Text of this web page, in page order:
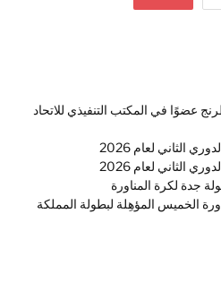
عضوًا في المكتب التنفيذي للاتحاد
الثاني لعام 2026
الثاني لعام 2026
جدة لكرة المناورة
الخميس المؤهِلة لبطولة المملكة